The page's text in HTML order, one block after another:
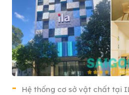
Hệ thống cơ sở vật chất tại